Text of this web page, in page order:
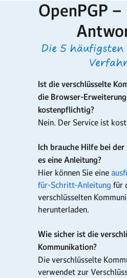
OpenPGP
Die 5
Ist die verschlüsselte
die Browser-
kostenpflichtig?
Nein. Der Service ist
Ich brauche Hilfe bei
es eine Anleitung?
Hier können Sie eine
für-Schritt-Anleitung für
verschlüsselten
herunterladen.
Wie sicher ist die
Kommunikation?
Die verschlüsselte
verwendet zur